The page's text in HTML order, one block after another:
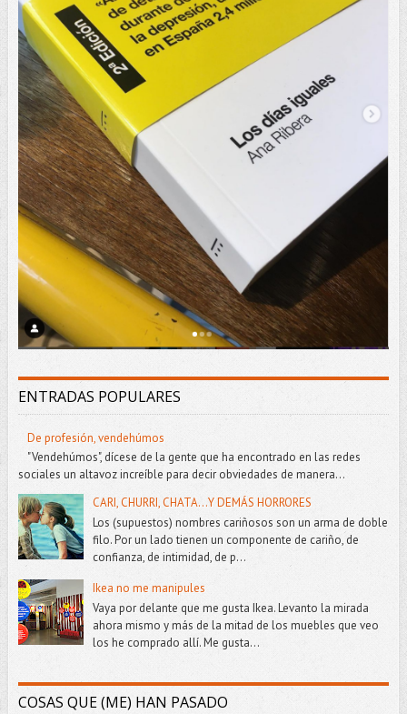
ENTRADAS POPULARES
De profesión, vendehúmos
"Vendehúmos", dícese de la gente que ha encontrado en las redes
sociales un altavoz increíble para decir obviedades de manera...
CARI, CHURRI, CHATA...Y DEMÁS HORRORES
Los (supuestos) nombres cariñosos son un arma de doble
filo. Por un lado tienen un componente de cariño, de
confianza, de intimidad, de p...
Ikea no me manipules
Vaya por delante que me gusta Ikea. Levanto la mirada
ahora mismo y más de la mitad de los muebles que veo
los he comprado allí. Me gusta...
COSAS QUE (ME) HAN PASADO